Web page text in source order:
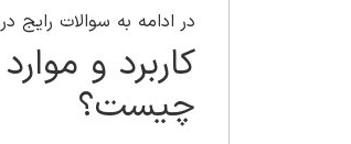
در ادامه به سوالات رایج
کاربرد و
چیست؟